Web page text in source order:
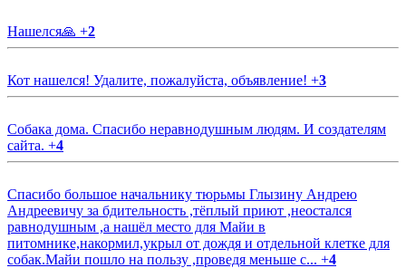
Нашелся🙏 +2
Кот нашелся! Удалите, пожалуйста, объявление! +3
Собака дома. Спасибо неравнодушным людям. И создателям
сайта. +4
Спасибо большое начальнику тюрьмы Глызину Андрею
Андреевичу за бдительность ,тёплый приют ,неостался
равнодушным ,а нашёл место для Майи в
питомнике,накормил,укрыл от дождя и отдельной клетке для
собак.Майи пошло на пользу ,проведя меньше с... +4